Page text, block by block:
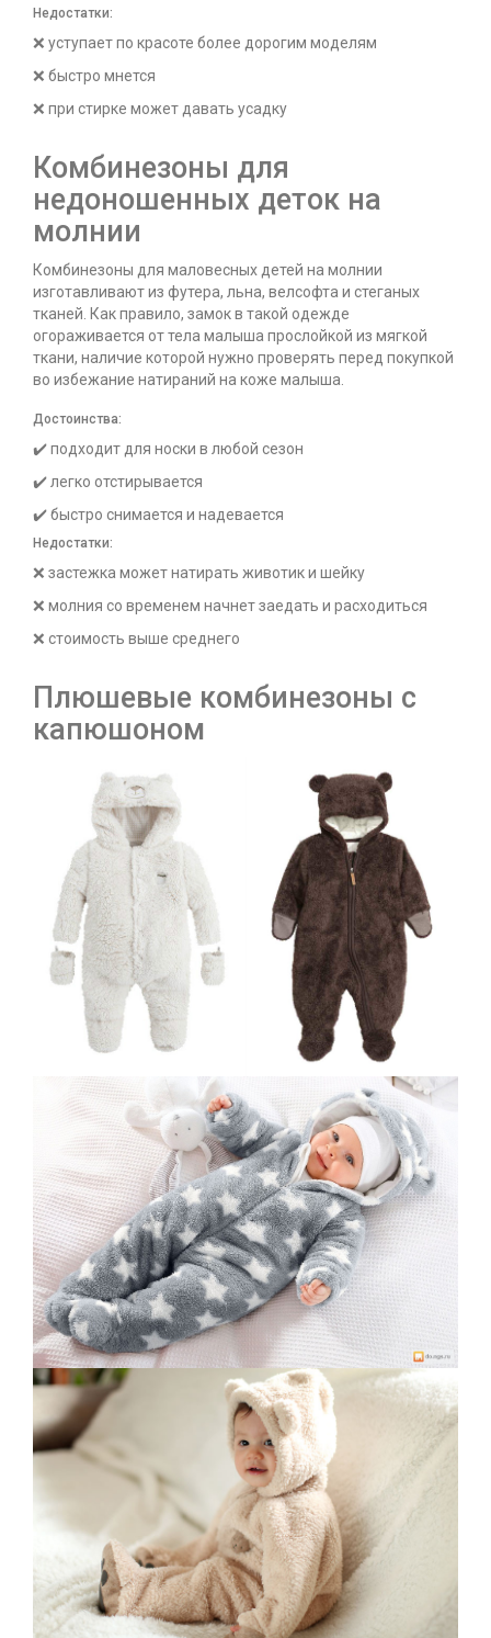
Недостатки:
❌ уступает по красоте более дорогим моделям
❌ быстро мнется
❌ при стирке может давать усадку
Комбинезоны для
недоношенных деток на
молнии
Комбинезоны для маловесных детей на молнии
изготавливают из футера, льна, велсофта и стеганых
тканей. Как правило, замок в такой одежде
огораживается от тела малыша прослойкой из мягкой
ткани, наличие которой нужно проверять перед покупкой
во избежание натираний на коже малыша.
Достоинства:
✔️ подходит для носки в любой сезон
✔️ легко отстирывается
✔️ быстро снимается и надевается
Недостатки:
❌ застежка может натирать животик и шейку
❌ молния со временем начнет заедать и расходиться
❌ стоимость выше среднего
Плюшевые комбинезоны с
капюшоном